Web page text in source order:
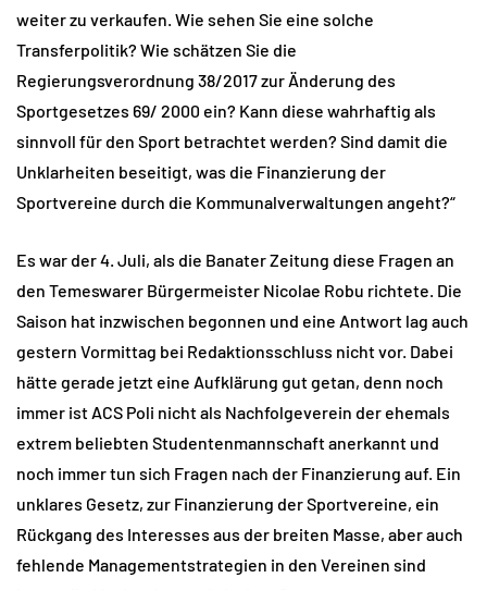
weiter zu verkaufen. Wie sehen Sie eine solche
Transferpolitik? Wie schätzen Sie die
Regierungsverordnung 38/2017 zur Änderung des
Sportgesetzes 69/ 2000 ein? Kann diese wahrhaftig als
sinnvoll für den Sport betrachtet werden? Sind damit die
Unklarheiten beseitigt, was die Finanzierung der
Sportvereine durch die Kommunalverwaltungen angeht?“
Es war der 4. Juli, als die Banater Zeitung diese Fragen an
den Temeswarer Bürgermeister Nicolae Robu richtete. Die
Saison hat inzwischen begonnen und eine Antwort lag auch
gestern Vormittag bei Redaktionsschluss nicht vor. Dabei
hätte gerade jetzt eine Aufklärung gut getan, denn noch
immer ist ACS Poli nicht als Nachfolgeverein der ehemals
extrem beliebten Studentenmannschaft anerkannt und
noch immer tun sich Fragen nach der Finanzierung auf. Ein
unklares Gesetz, zur Finanzierung der Sportvereine, ein
Rückgang des Interesses aus der breiten Masse, aber auch
fehlende Managementstrategien in den Vereinen sind